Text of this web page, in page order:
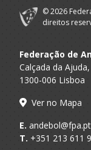
© 2026
direitos
Federação de
Calçada da
1300-006 Lisboa
Ver no Mapa
E. andebol@fpa.pt
T. +351 213 611